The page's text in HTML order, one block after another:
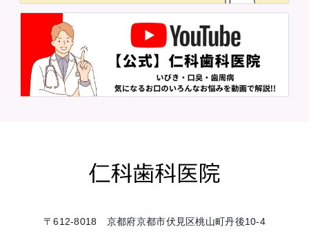
〒612-8018 京都府京都市伏見区桃山町丹後10-4